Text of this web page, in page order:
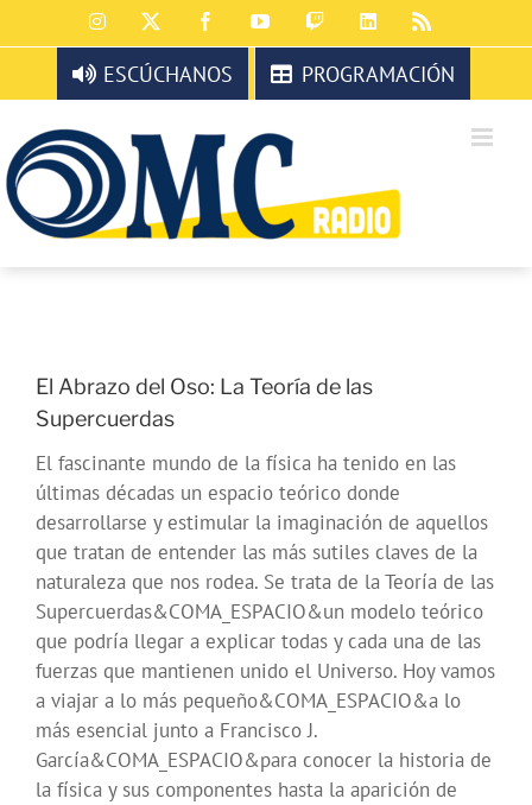
al
contenido
Instagram FacebookYouTubeTwitchLinkedIn
ESCÚCHANOS PROGRAMACIÓN
El Abrazo del Oso: La Teoría de las
Supercuerdas
El fascinante mundo de la física ha tenido en las
últimas décadas un espacio teórico donde
desarrollarse y estimular la imaginación de aquellos
que tratan de entender las más sutiles claves de la
naturaleza que nos rodea. Se trata de la Teoría de las
Supercuerdas&COMA_ESPACIO&un modelo teórico
que podría llegar a explicar todas y cada una de las
fuerzas que mantienen unido el Universo. Hoy vamos
a viajar a lo más pequeño&COMA_ESPACIO&a lo
más esencial junto a Francisco J.
García&COMA_ESPACIO&para conocer la historia de
la física y sus componentes hasta la aparición de